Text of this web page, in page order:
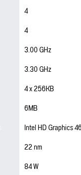
4
4
3.00 GHz
3.30 GHz
4 x 256KB
6MB
Intel HD Graphics
22 nm
84 W